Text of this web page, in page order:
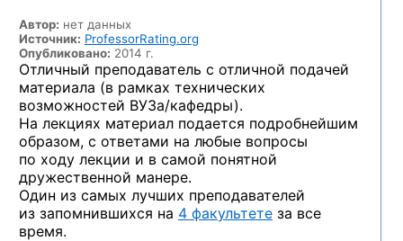
Автор: нет данных
Источник: ProfessorRating.org
Опубликовано: 2014 г.
Отличный преподаватель с отличной подачей
материала (в рамках технических
возможностей ВУЗа/кафедры).
На лекциях материал подается подробнейшим
образом, с ответами на любые вопросы
по ходу лекции и в самой понятной
дружественной манере.
Один из самых лучших преподавателей
из запомнившихся на 4 факультете за все
время.